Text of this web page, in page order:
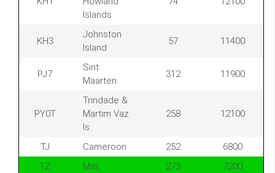
Islands
KH3
Johnston
Island
57 11400
PJ7
Sint
Maarten
312 11900
PY0T
Trindade &
Martim Vaz
Is.
258 12100
TJ Cameroon 252
6800
TZ
Mali 273 7200